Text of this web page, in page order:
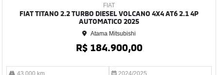
lhe
FIAT
FIAT TITANO 2.2 TURBO DIESEL VOLCANO 4X4 AT6 2.1 4P
AUTOMATICO 2025
Atama Mitsubishi
R$ 184.900,00
43.000 km 2024/2025